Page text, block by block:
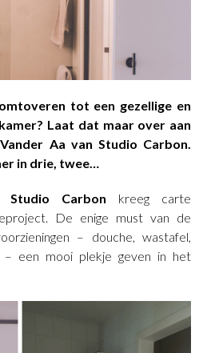
tot een gezellige en
Laat dat maar over aan
Aa van Studio Carbon.
in drie, twee…
Studio Carbon kreeg carte
De enige must van de
– douche, wastafel,
– een mooi plekje geven in het